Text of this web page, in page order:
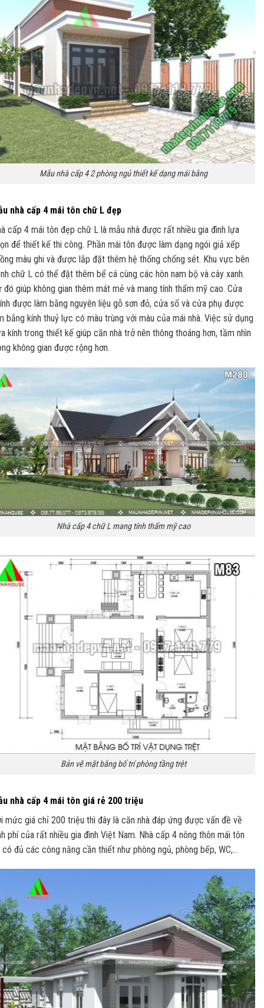
Mẫu nhà cấp 4 2 phòng ngủ thiết kế dạng mái bằng
nhà cấp 4 mái tôn chữ L đẹp
cấp 4 mái tôn đẹp chữ L là mẫu nhà được rất nhiều gia đình lựa
để thiết kế thi công. Phần mái tôn được làm dạng ngói giả xếp
màu ghi và được lắp đặt thêm hệ thống chống sét. Khu vực bên
chữ L có thể đặt thêm bể cá cùng các hòn nam bộ và cây xanh.
đó giúp không gian thêm mát mẻ và mang tính thẩm mỹ cao. Cửa
được làm bằng nguyên liệu gỗ sơn đỏ, cửa sổ và cửa phụ được
bằng kính thuỷ lực có màu trùng với màu của mái nhà. Việc sử dụng
kính trong thiết kế giúp căn nhà trở nên thông thoáng hơn, tầm nhìn
không gian được rộng hơn.
Nhà cấp 4 chữ L mang tính thẩm mỹ cao
Bản vẽ mặt bằng bố trí phòng tầng trệt
nhà cấp 4 mái tôn giá rẻ 200 triệu
mức giá chỉ 200 triệu thì đây là căn nhà đáp ứng được vấn đề về
phí của rất nhiều gia đình Việt Nam. Nhà cấp 4 nông thôn mái tôn
có đủ các công năng cần thiết như phòng ngủ, phòng bếp, WC,…